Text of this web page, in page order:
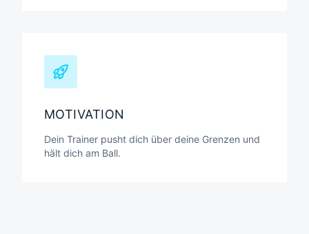
MOTIVATION
Dein Trainer pusht dich über deine Grenzen und
hält dich am Ball.